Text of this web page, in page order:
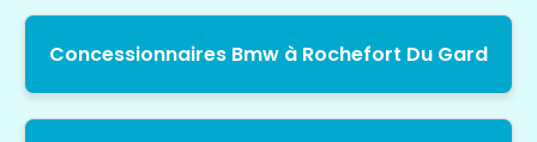
Concessionnaires Bmw à Rochefort Du Gard